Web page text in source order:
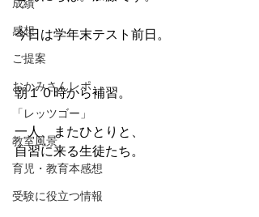
成績
感想
ご提案
おかみさんレポ
「レッツゴー」
教室風景
育児・教育本感想
受験に役立つ情報
今日は学年末テスト前日。
朝１０時から補習。
一人、またひとりと、
自習に来る生徒たち。